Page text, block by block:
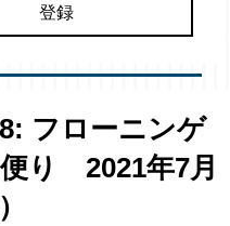
登録
フローニンゲ
り 2021年7月